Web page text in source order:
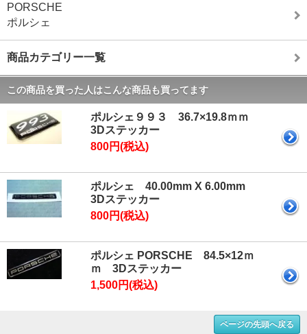
PORSCHE
ポルシェ
商品カテゴリー一覧
この商品を買った人はこんな商品も買ってます
ポルシェ９９３ 36.7×19.8ｍｍ
3Dステッカー
800円(税込)
ポルシェ 40.00mm X 6.00mm
3Dステッカー
800円(税込)
ポルシェ PORSCHE 84.5×12ｍ
ｍ 3Dステッカー
1,500円(税込)
ページの先頭へ戻る